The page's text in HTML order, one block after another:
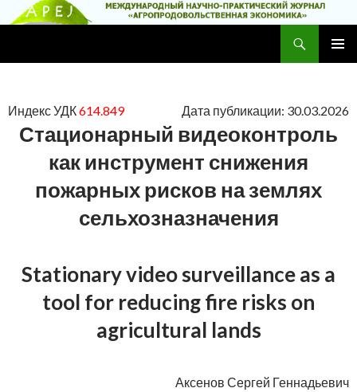
Индекс УДК614.849 Дата публикации: 30.03.2026
Стационарный видеоконтроль
как инструмент снижения
пожарных рисков на землях
сельхозназначения
Stationary video surveillance as a
tool for reducing fire risks on
agricultural lands
Аксенов Сергей Геннадьевич